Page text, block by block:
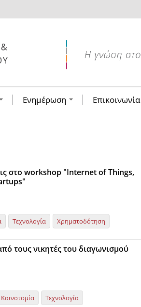
Ενημέρωση Επικοινωνία
στο workshop "Ιnternet of Things,
Τεχνολογία Χρηματοδότηση
τους νικητές του διαγωνισμού
Καινοτομία Τεχνολογία